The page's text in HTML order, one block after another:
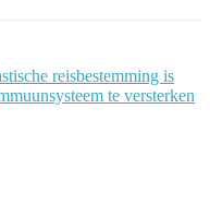
reisbestemming is
te versterken